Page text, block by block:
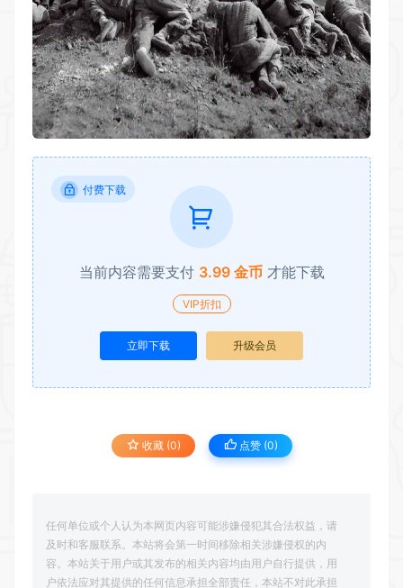
付费下载
当前内容需要支付 3.99 金币 才能下载
VIP折扣
立即下载 升级会员
收藏 (0) 点赞 (0)
任何单位或个人认为本网页内容可能涉嫌侵犯其合法权益，请
及时和客服联系。本站将会第一时间移除相关涉嫌侵权的内
容。本站关于用户或其发布的相关内容均由用户自行提供，用
户依法应对其提供的任何信息承担全部责任，本站不对此承担